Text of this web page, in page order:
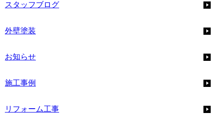
スタッフブログ
外壁塗装
お知らせ
施工事例
リフォーム工事